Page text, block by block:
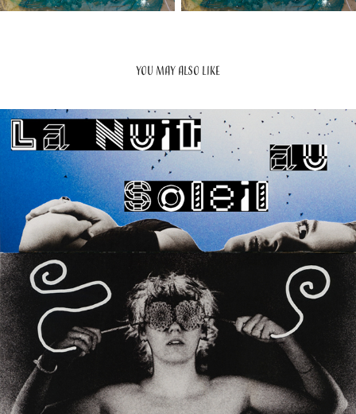
YOU MAY ALSO LIKE
2023
LA NUIT AU SOLEIL